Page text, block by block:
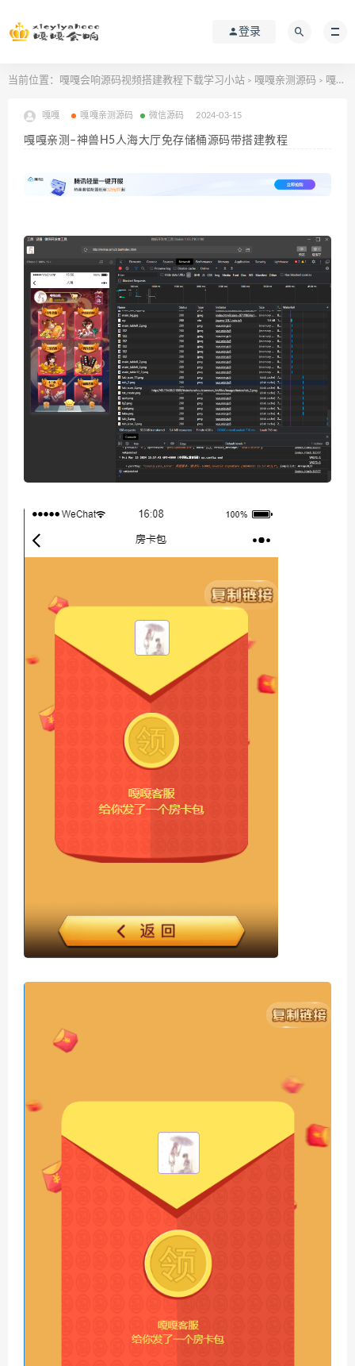
登录
当前位置： 嘎嘎会响源码视频搭建教程下载学习小站 > 嘎嘎亲测源码 > 嘎嘎亲测–神兽H5人海大厅免存储桶源码带搭建教程
嘎嘎 嘎嘎亲测源码 微信源码 2024-03-15
嘎嘎亲测–神兽H5人海大厅免存储桶源码带搭建教程